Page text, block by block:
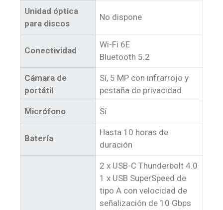
Unidad óptica
para discos
No dispone
Conectividad
Wi-Fi 6E
Bluetooth 5.2
Cámara de
portátil
Sí, 5 MP con infrarrojo y
pestaña de privacidad
Micrófono Sí
Batería
Hasta 10 horas de
duración
2 x USB-C Thunderbolt 4.0
1 x USB SuperSpeed de
tipo A con velocidad de
señalización de 10 Gbps